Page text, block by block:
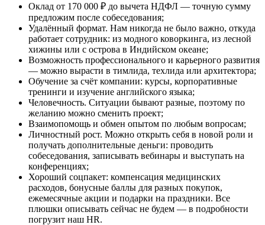
Оклад от 170 000 ₽ до вычета НДФЛ — точную сумму
предложим после собеседования;
Удалённый формат. Нам никогда не было важно, откуда
работает сотрудник: из модного коворкинга, из лесной
хижины или с острова в Индийском океане;
Возможность профессионального и карьерного развития
— можно вырасти в тимлида, техлида или архитектора;
Обучение за счёт компании: курсы, корпоративные
тренинги и изучение английского языка;
Человечность. Ситуации бывают разные, поэтому по
желанию можно сменить проект;
Взаимопомощь и обмен опытом по любым вопросам;
Личностный рост. Можно открыть себя в новой роли и
получать дополнительные деньги: проводить
собеседования, записывать вебинары и выступать на
конференциях;
Хороший соцпакет: компенсация медицинских
расходов, бонусные баллы для разных покупок,
ежемесячные акции и подарки на праздники. Все
плюшки описывать сейчас не будем — в подробности
погрузит наш HR.